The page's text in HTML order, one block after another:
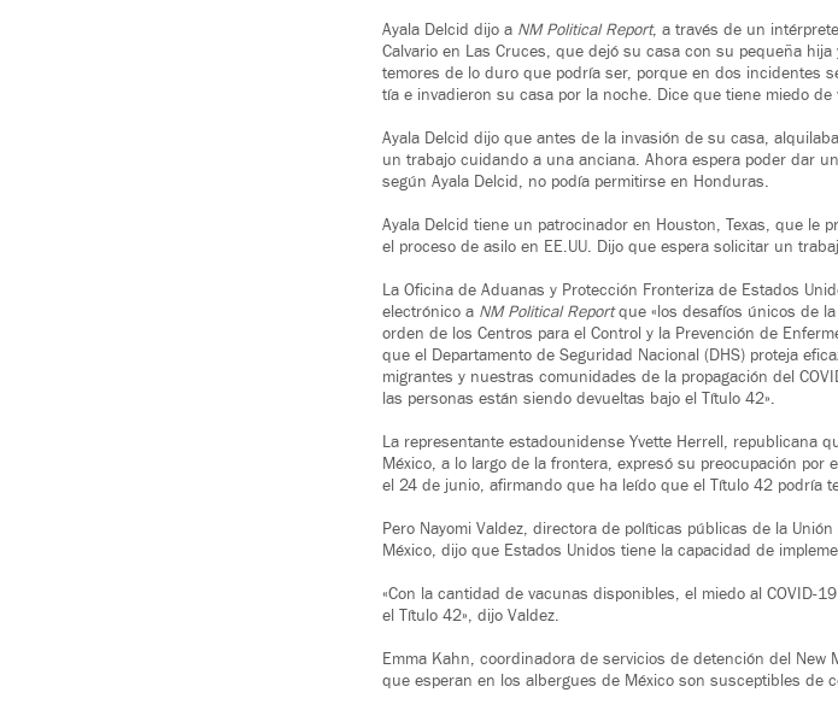
Ayala Delcid dijo a NM Political Report, a través de un
Calvario en Las Cruces, que dejó su casa con su pequeña
temores de lo duro que podría ser, porque en dos incidentes
tía e invadieron su casa por la noche. Dice que tiene miedo de
Ayala Delcid dijo que antes de la invasión de su casa,
un trabajo cuidando a una anciana. Ahora espera poder dar
según Ayala Delcid, no podía permitirse en Honduras.
Ayala Delcid tiene un patrocinador en Houston, Texas, que le
el proceso de asilo en EE.UU. Dijo que espera solicitar un
La Oficina de Aduanas y Protección Fronteriza de Estados
electrónico a NM Political Reportque «los desafíos únicos de
orden de los Centros para el Control y la Prevención de
que el Departamento de Seguridad Nacional (DHS) proteja
migrantes y nuestras comunidades de la propagación del
las personas están siendo devueltas bajo el Título 42».
La representante estadounidense Yvette Herrell, republicana
México, a lo largo de la frontera, expresó su preocupación por
el 24 de junio, afirmando que ha leído que el Título 42 podría
Pero Nayomi Valdez, directora de políticas públicas de la
México, dijo que Estados Unidos tiene la capacidad de
«Con la cantidad de vacunas disponibles, el miedo al COVID-
el Título 42», dijo Valdez.
Emma Kahn, coordinadora de servicios de detención del New
que esperan en los albergues de México son susceptibles de